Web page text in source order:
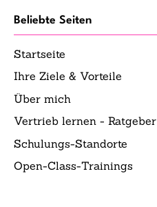
Beliebte Seiten
Startseite
Ihre Ziele & Vorteile
Über mich
Vertrieb lernen - Ratgeber
Schulungs-Standorte
Open-Class-Trainings